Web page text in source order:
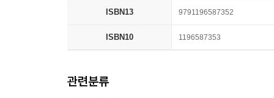
ISBN13 9791196587352
ISBN10 1196587353
관련분류